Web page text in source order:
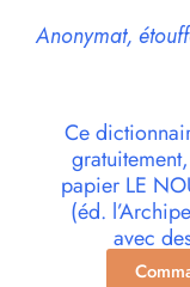
Anonymat,
Ce
papier LE
(éd.
avec